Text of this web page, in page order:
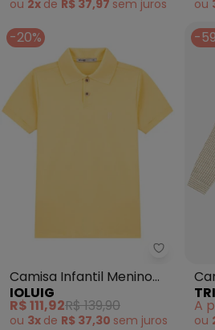
ou 2x de R$ 37,97 sem juros ou
-20%
Ioluig -
Camisa Infantil Menino
Polo em Piquet
(Amarelo)
IOLUIG
R$ 111,92R$ 139,90
ou 3x de R$ 37,30 sem juros
-
A
ou